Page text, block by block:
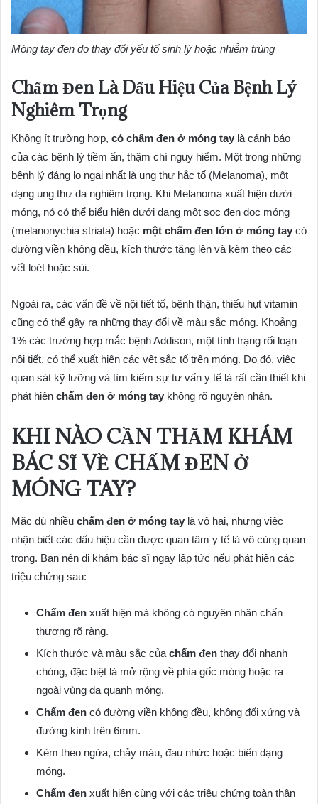
Móng tay đen do thay đổi yếu tố sinh lý hoặc nhiễm trùng
Chấm Đen Là Dấu Hiệu Của Bệnh Lý
Nghiêm Trọng
Không ít trường hợp, có chấm đen ở móng tay là cảnh báo
của các bệnh lý tiềm ẩn, thậm chí nguy hiểm. Một trong những
bệnh lý đáng lo ngại nhất là ung thư hắc tố (Melanoma), một
dạng ung thư da nghiêm trọng. Khi Melanoma xuất hiện dưới
móng, nó có thể biểu hiện dưới dạng một sọc đen dọc móng
(melanonychia striata) hoặc một chấm đen lớn ở móng tay có
đường viền không đều, kích thước tăng lên và kèm theo các
vết loét hoặc sùi.
Ngoài ra, các vấn đề về nội tiết tố, bệnh thận, thiếu hụt vitamin
cũng có thể gây ra những thay đổi về màu sắc móng. Khoảng
1% các trường hợp mắc bệnh Addison, một tình trạng rối loạn
nội tiết, có thể xuất hiện các vệt sắc tố trên móng. Do đó, việc
quan sát kỹ lưỡng và tìm kiếm sự tư vấn y tế là rất cần thiết khi
phát hiện chấm đen ở móng tay không rõ nguyên nhân.
KHI NÀO CẦN THĂM KHÁM
BÁC SĨ VỀ CHẤM ĐEN Ở
MÓNG TAY?
Mặc dù nhiều chấm đen ở móng tay là vô hại, nhưng việc
nhận biết các dấu hiệu cần được quan tâm y tế là vô cùng quan
trọng. Bạn nên đi khám bác sĩ ngay lập tức nếu phát hiện các
triệu chứng sau:
Chấm đen xuất hiện mà không có nguyên nhân chấn
thương rõ ràng.
Kích thước và màu sắc của chấm đen thay đổi nhanh
chóng, đặc biệt là mở rộng về phía gốc móng hoặc ra
ngoài vùng da quanh móng.
Chấm đen có đường viền không đều, không đối xứng và
đường kính trên 6mm.
Kèm theo ngứa, chảy máu, đau nhức hoặc biến dạng
móng.
Chấm đen xuất hiện cùng với các triệu chứng toàn thân